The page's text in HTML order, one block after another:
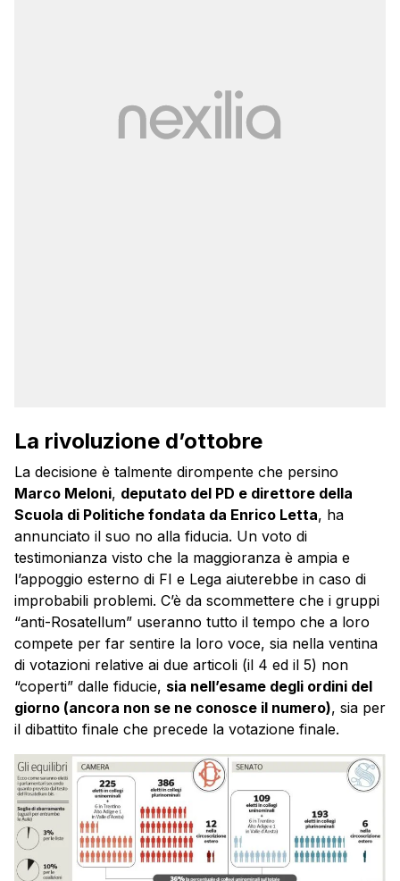
La rivoluzione d’ottobre
La decisione è talmente dirompente che persino
Marco Meloni, deputato del PD e direttore della
Scuola di Politiche fondata da Enrico Letta, ha
annunciato il suo no alla fiducia. Un voto di
testimonianza visto che la maggioranza è ampia e
l’appoggio esterno di FI e Lega aiuterebbe in caso di
improbabili problemi. C’è da scommettere che i gruppi
“anti-Rosatellum” useranno tutto il tempo che a loro
compete per far sentire la loro voce, sia nella ventina
di votazioni relative ai due articoli (il 4 ed il 5) non
“coperti” dalle fiducie, sia nell’esame degli ordini del
giorno (ancora non se ne conosce il numero), sia per
il dibattito finale che precede la votazione finale.